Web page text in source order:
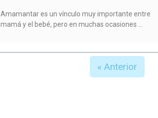
Amamantar es un vínculo muy importante entre
mamá y el bebé, pero en muchas ocasiones
« Anterior